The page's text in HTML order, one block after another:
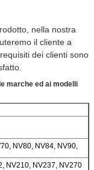
nella nostra
il cliente a
dei clienti sono
marche ed ai modelli
NV80, NV84, NV90,
NV210, NV237, NV270